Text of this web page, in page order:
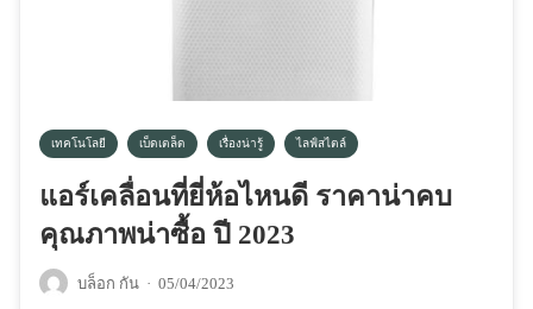
เทคโนโลยี เบ็ดเตล็ด เรื่องน่ารู้ ไลฟ์สไตล์
แอร์เคลื่อนที่ยี่ห้อไหนดี ราคาน่าคบ
คุณภาพน่าซื้อ ปี 2023
บล็อก กัน · 05/04/2023